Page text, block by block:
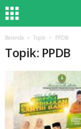
Beranda Topik PPDB
Topik: PPDB